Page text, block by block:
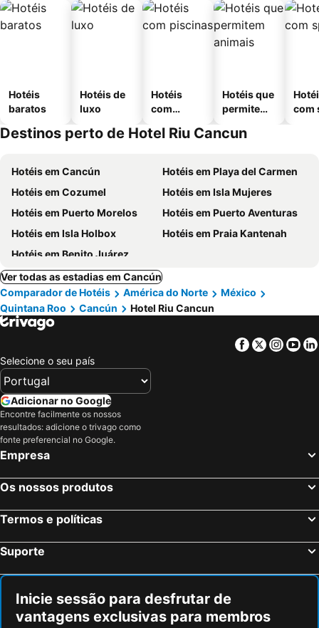
Hotéis
baratos
Hotéis de
luxo
Hotéis
com
Hotéis que
permitem
com
Destinos perto de Hotel Riu Cancun
Hotéis em Cancún
Hotéis em Playa del Carmen
Hotéis em Cozumel
Hotéis em Isla Mujeres
Hotéis em Puerto Morelos
Hotéis em Puerto Aventuras
Hotéis em Isla Holbox
Hotéis em Praia Kantenah
Hotéis em Benito Juárez
Ver todas as estadias em Cancún
Comparador de Hotéis
América do Norte
México
Quintana Roo
Cancún Hotel Riu Cancun
Facebook
Twitter
Selecione o seu país
Adicionar no Google
Encontre facilmente os nossos
resultados: adicione o trivago como
fonte preferencial no Google.
Empresa
Os nossos produtos
Termos e políticas
Suporte
Inicie sessão para desfrutar de
vantagens exclusivas para membros